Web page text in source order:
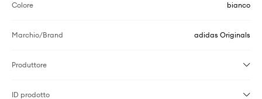
Colore bianco
Marchio/Brand adidas Originals
Produttore
ID prodotto